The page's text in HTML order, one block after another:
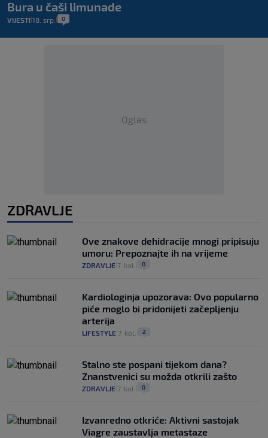
Bura u čaši limunade
VIJESTI 18. srp. 0
Oglas
ZDRAVLJE
Ove znakove dehidracije mnogi pripisuju
umoru: Prepoznajte ih na vrijeme
ZDRAVLJE 7. kol. 0
Kardiologinja upozorava: Ovo popularno
piće moglo bi pridonijeti začepljenju
arterija
LIFESTYLE 7. kol. 2
Stalno ste pospani tijekom dana?
Znanstvenici su možda otkrili zašto
ZDRAVLJE 7. kol. 0
Izvanredno otkriće: Aktivni sastojak
Viagre zaustavlja metastaze